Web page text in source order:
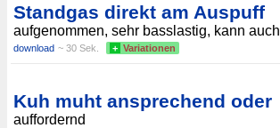
Standgas direkt am Auspuff
aufgenommen, sehr basslastig, kann auch
download ~ 30 Sek. + Variationen
Kuh muht ansprechend oder
auffordernd